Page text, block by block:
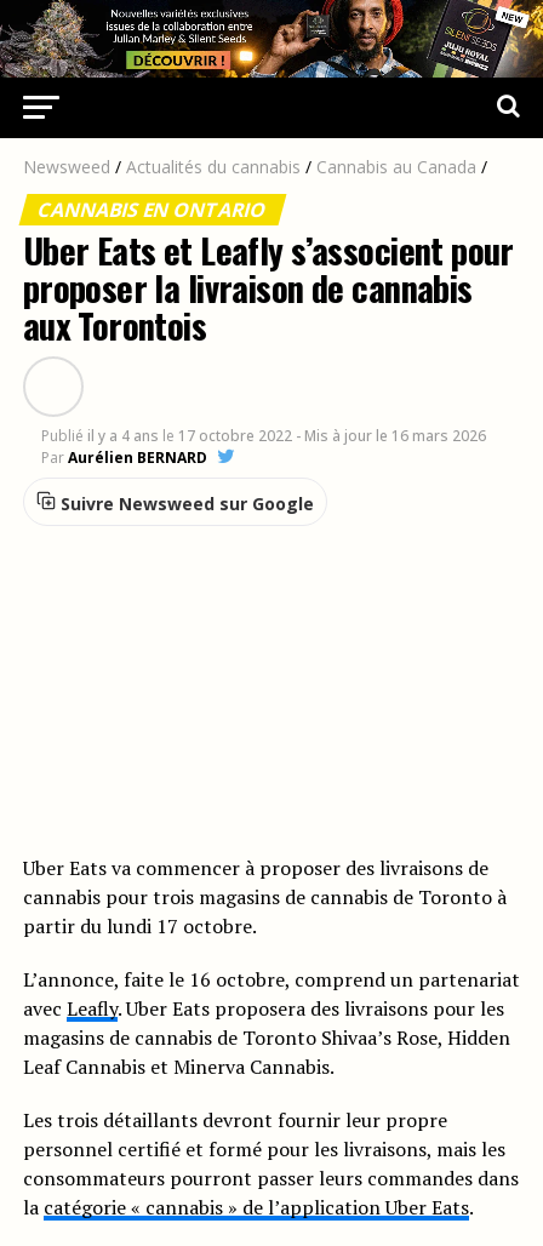
Newsweed / Actualités du cannabis / Cannabis au Canada /
CANNABIS EN ONTARIO
Uber Eats et Leafly s’associent pour
proposer la livraison de cannabis
aux Torontois
Publié il y a 4 ans le 17 octobre 2022 - Mis à jour le 16 mars 2026
ParAurélien BERNARD
Suivre Newsweed sur Google
Uber Eats va commencer à proposer des livraisons de
cannabis pour trois magasins de cannabis de Toronto à
partir du lundi 17 octobre.
L’annonce, faite le 16 octobre, comprend un partenariat
avec Leafly. Uber Eats proposera des livraisons pour les
magasins de cannabis de Toronto Shivaa’s Rose, Hidden
Leaf Cannabis et Minerva Cannabis.
Les trois détaillants devront fournir leur propre
personnel certifié et formé pour les livraisons, mais les
consommateurs pourront passer leurs commandes dans
la catégorie « cannabis » de l’application Uber Eats.